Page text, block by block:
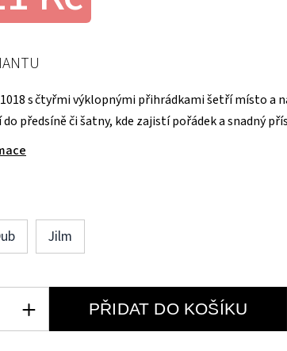
s čtyřmi výklopnými přihrádkami šetří místo a
předsíně či šatny, kde zajistí pořádek a snadný
Jilm
PŘIDAT DO KOŠÍKU